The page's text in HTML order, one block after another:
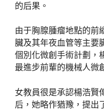
的后果。
由于胸腺腫瘤地點的前
臟及其年夜血管等主要
個別化微創手術計劃，
最進步前輩的機械人微
女教員很是承認楊浩賢
后，她略作猶豫，提出